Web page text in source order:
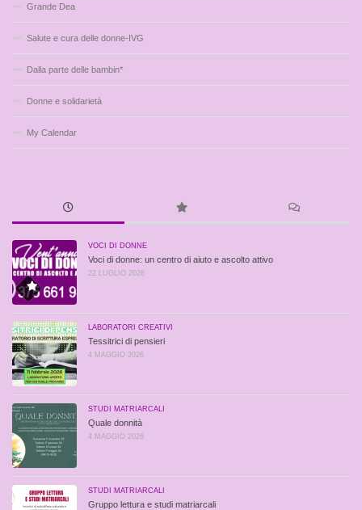
Grande Dea
Salute e cura delle donne-IVG
Dalla parte delle bambin*
Donne e solidarietà
My Calendar
VOCI DI DONNE
Voci di donne: un centro di aiuto e ascolto attivo
22 LUGLIO 2026
LABORATORI CREATIVI
Tessitrici di pensieri
4 MAGGIO 2026
STUDI MATRIARCALI
Quale donnità
4 MAGGIO 2026
STUDI MATRIARCALI
Gruppo lettura e studi matriarcali